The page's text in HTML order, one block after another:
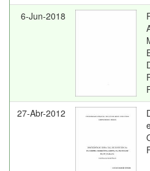
6-Jun-2018
27-Abr-2012